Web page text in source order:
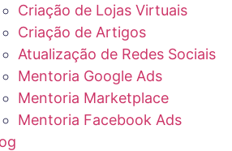
Criação de Lojas Virtuais
Criação de Artigos
Atualização de Redes Sociais
Mentoria Google Ads
Mentoria Marketplace
Mentoria Facebook Ads